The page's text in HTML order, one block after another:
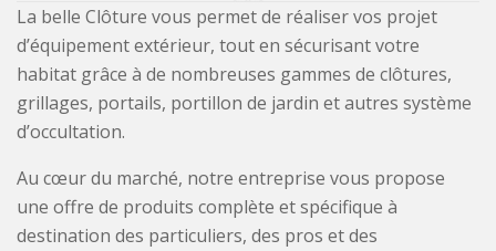
La belle Clôture vous permet de réaliser vos projet
d’équipement extérieur, tout en sécurisant votre
habitat grâce à de nombreuses gammes de clôtures,
grillages, portails, portillon de jardin et autres système
d’occultation.
Au cœur du marché, notre entreprise vous propose
une offre de produits complète et spécifique à
destination des particuliers, des pros et des